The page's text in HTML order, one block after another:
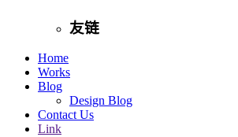
友链
Home
Works
Blog
Design Blog
Contact Us
Link